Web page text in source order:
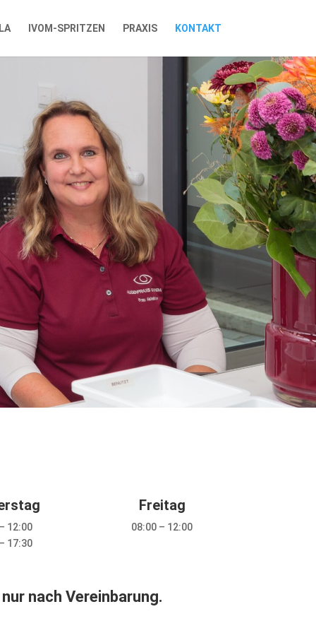
IVOM-SPRITZEN PRAXIS KONTAKT
12:00
17:30
Freitag
08:00 – 12:00
nach Vereinbarung.